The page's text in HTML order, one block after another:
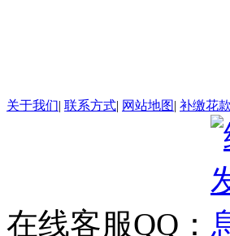
关于我们| 联系方式| 网站地图| 补缴花款
在线客服QQ：